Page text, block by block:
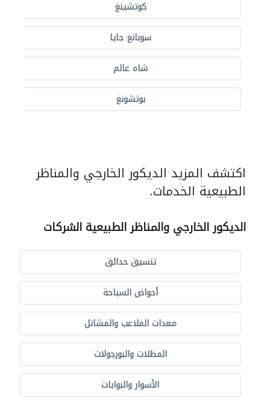
كوتشينغ
سوبانغ جايا
شاه عالم
بوتشونغ
اكتشف المزيد الديكور الخارجي والمناظر
الطبيعية الخدمات.
الديكور الخارجي والمناظر الطبيعية الشركات
تنسيق حدائق
أحواض السباحة
معدات الملاعب والمشاتل
المظلات والبورجولات
الأسوار والبوابات